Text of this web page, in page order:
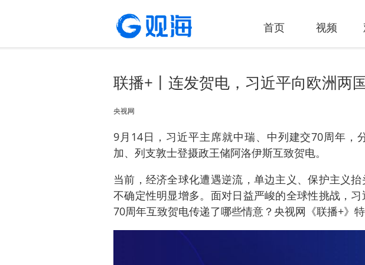
首页 视频
联播+丨连发贺电，习近平向欧洲两
央视网
9月14日，习近平主席就中瑞、中列建交70周年，
加、列支敦士登摄政王储阿洛伊斯互致贺电。
当前，经济全球化遭遇逆流，单边主义、保护主义抬
不确定性明显增多。面对日益严峻的全球性挑战，
70周年互致贺电传递了哪些情意？央视网《联播+》特